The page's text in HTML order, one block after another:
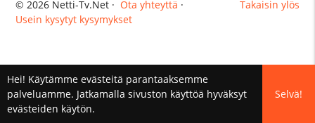
Takaisin ylös
© 2026 Netti-Tv.Net ·Ota yhteyttä ·
Usein kysytyt kysymykset
Hei! Käytämme evästeitä parantaaksemme
palveluamme. Jatkamalla sivuston käyttöä hyväksyt
evästeiden käytön.
Selvä!